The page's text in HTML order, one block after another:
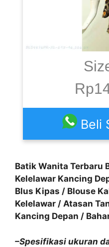
Beli
Batik Wanita Terbaru
Kelelawar Kancing
Blus Kipas / Blouse
Kelelawar / Atasan
Kancing Depan /
–Spesifikasi ukuran